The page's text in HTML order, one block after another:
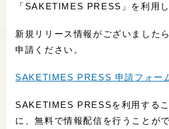
「SAKETIMES PRESS」を利用し
新規リリース情報がございました
申請ください。
SAKETIMES PRESS 申請フォー
SAKETIMES PRESSを利用する
に、無料で情報配信を行うことが